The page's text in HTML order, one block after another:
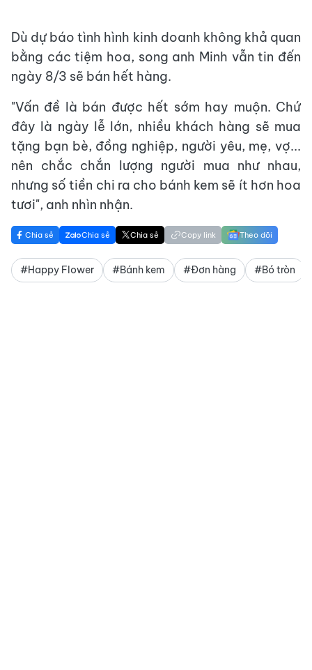
Dù dự báo tình hình kinh doanh không khả quan
bằng các tiệm hoa, song anh Minh vẫn tin đến
ngày 8/3 sẽ bán hết hàng.
"Vấn đề là bán được hết sớm hay muộn. Chứ
đây là ngày lễ lớn, nhiều khách hàng sẽ mua
tặng bạn bè, đồng nghiệp, người yêu, mẹ, vợ...
nên chắc chắn lượng người mua như nhau,
nhưng số tiền chi ra cho bánh kem sẽ ít hơn hoa
tươi", anh nhìn nhận.
Chia sẻ Chia sẻ Chia sẻ Copy link Theo dõi
#Happy Flower #Bánh kem #Đơn hàng #Bó tròn